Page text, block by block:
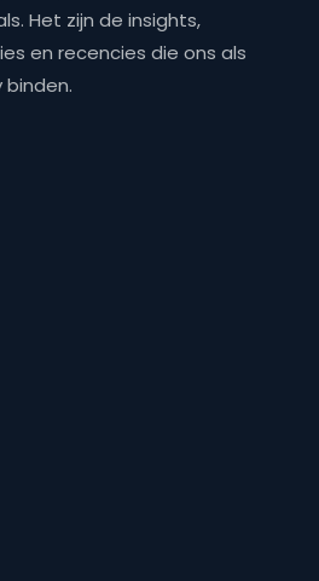
Het zijn de insights,
en recencies die ons als